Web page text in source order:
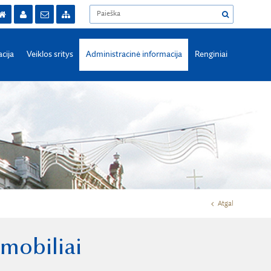
Veiklos sritys Administracinė informacija Renginiai
Atgal